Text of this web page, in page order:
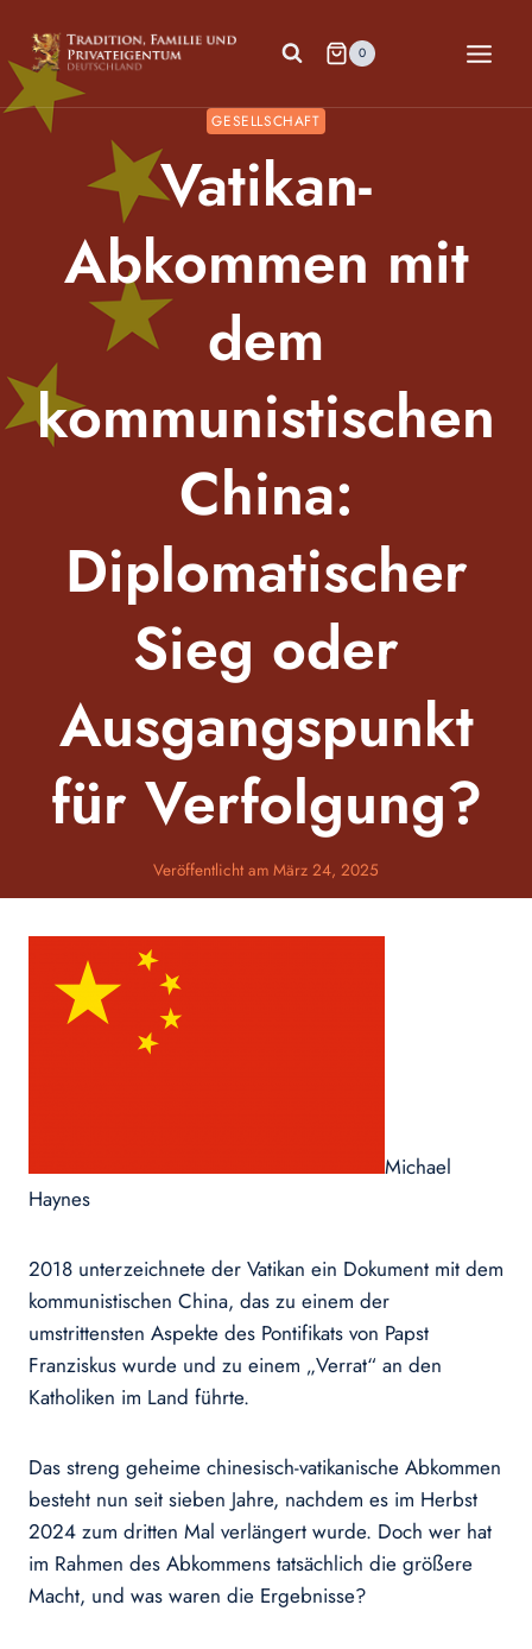
Inhalt
springen
0
GESELLSCHAFT
Vatikan-
Abkommen mit
dem
kommunistischen
China:
Diplomatischer
Sieg oder
Ausgangspunkt
für Verfolgung?
Veröffentlicht am März 24, 2025
Michael
Haynes
2018 unterzeichnete der Vatikan ein Dokument mit dem
kommunistischen China, das zu einem der
umstrittensten Aspekte des Pontifikats von Papst
Franziskus wurde und zu einem „Verrat“ an den
Katholiken im Land führte.
Das streng geheime chinesisch-vatikanische Abkommen
besteht nun seit sieben Jahre, nachdem es im Herbst
2024 zum dritten Mal verlängert wurde. Doch wer hat
im Rahmen des Abkommens tatsächlich die größere
Macht, und was waren die Ergebnisse?